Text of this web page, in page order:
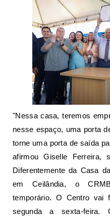
"Nessa casa, teremos
nesse espaço, uma porta
torne uma porta de saída
afirmou Giselle Ferreira,
Diferentemente da Casa
em Ceilândia, o
temporário. O Centro vai
segunda a sexta-feira.